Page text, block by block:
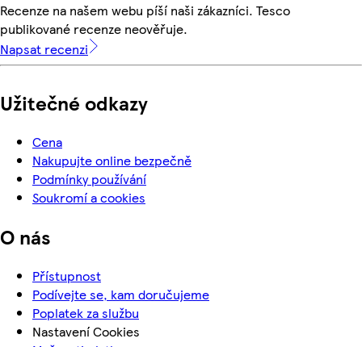
Recenze na našem webu píší naši zákazníci. Tesco
publikované recenze neověřuje.
Napsat recenzi
Užitečné odkazy
Cena
Nakupujte online bezpečně
Podmínky používání
Soukromí a cookies
O nás
Přístupnost
Podívejte se, kam doručujeme
Poplatek za službu
Nastavení Cookies